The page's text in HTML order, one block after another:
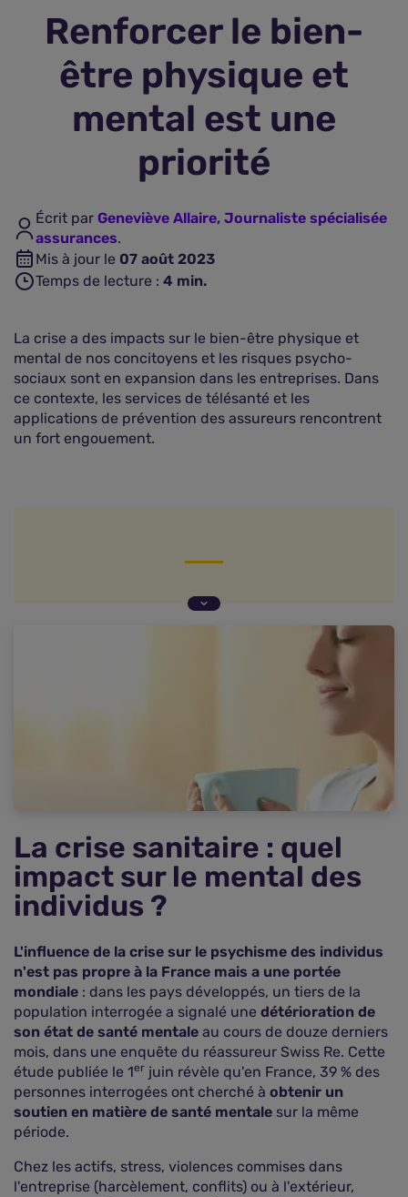
Assurance vie
Plus d'assurances
Renforcer le bien-
être physique et
mental est une
priorité
Écrit par Geneviève Allaire, Journaliste spécialisée
assurances.
Mis à jour le 07 août 2023
Temps de lecture : 4 min.
La crise a des impacts sur le bien-être physique et
mental de nos concitoyens et les risques psycho-
sociaux sont en expansion dans les entreprises. Dans
ce contexte, les services de télésanté et les
applications de prévention des assureurs rencontrent
un fort engouement.
Quels sont les dispositifs mis en place pour
Prise en charge par la complémentaire santé :
La crise sanitaire : quel
impact sur le mental des
individus ?
L'influence de la crise sur le psychisme des individus
n'est pas propre à la France mais a une portée
mondiale : dans les pays développés, un tiers de la
population interrogée a signalé une détérioration de
son état de santé mentale au cours de douze derniers
mois, dans une enquête du réassureur Swiss Re. Cette
étude publiée le 1er juin révèle qu'en France, 39 % des
personnes interrogées ont cherché à obtenir un
soutien en matière de santé mentale sur la même
période.
Chez les actifs, stress, violences commises dans
l'entreprise (harcèlement, conflits) ou à l'extérieur,